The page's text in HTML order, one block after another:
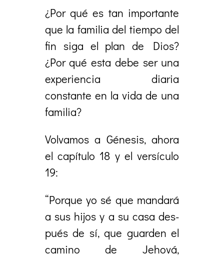
¿Por qué es tan importante
que la familia del tiempo del
fin siga el plan de Dios?
¿Por qué esta debe ser una
experiencia diaria
constante en la vida de una
familia?
Volvamos a Génesis, ahora
el capítulo 18 y el versículo
19:
“Porque yo sé que mandará
a sus hijos y a su casa des-
pués de sí, que guarden el
camino de Jehová,